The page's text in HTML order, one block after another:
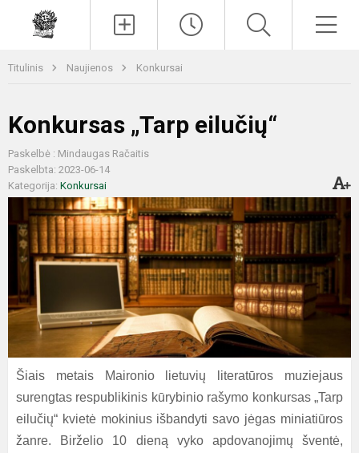
Titulinis Naujienos Konkursai
Konkursas „Tarp eilučių“
Paskelbė : Mindaugas Račaitis
Paskelbta: 2023-06-14
Kategorija: Konkursai
Šiais metais Maironio lietuvių literatūros muziejaus
surengtas respublikinis kūrybinio rašymo konkursas „Tarp
eilučių“ kvietė mokinius išbandyti savo jėgas miniatiūros
žanre. Birželio 10 dieną vyko apdovanojimų šventė,